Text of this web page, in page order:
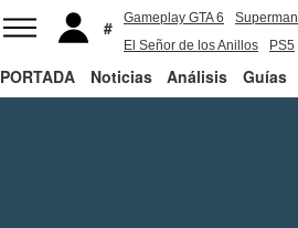
Gameplay GTA 6
Superman
El Señor de los Anillos
PS5
PORTADA Noticias Análisis Guías